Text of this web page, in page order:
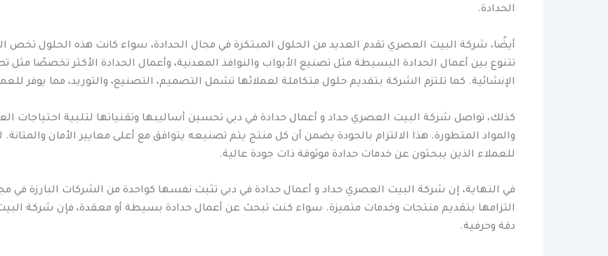
الحدادة.
أيضًا، شركة البيت العصري تقدم العديد من الحلول المبتكرة في مجال الحدادة، سواء كانت هذه الحلول تخص
تتنوع بين أعمال الحدادة البسيطة مثل تصنيع الأبواب والنوافذ المعدنية، وأعمال الحدادة الأكثر تخصصًا
الإنشائية. كما تلتزم الشركة بتقديم حلول متكاملة لعملائها تشمل التصميم، التصنيع، والتوريد، مما يوفر
كذلك، تواصل شركة البيت العصري حداد و أعمال حدادة في دبي تحسين أساليبها وتقنياتها لتلبية احتياجات
والمواد المتطورة. هذا الالتزام بالجودة يضمن أن كل منتج يتم تصنيعه يتوافق مع أعلى معايير الأمان
للعملاء الذين يبحثون عن خدمات حدادة موثوقة ذات جودة عالية.
في النهاية، إن شركة البيت العصري حداد و أعمال حدادة في دبي تثبت نفسها كواحدة من الشركات البارزة في
التزامها بتقديم منتجات وخدمات متميزة. سواء كنت تبحث عن أعمال حدادة بسيطة أو معقدة، فإن شركة
دقة وحرفية.